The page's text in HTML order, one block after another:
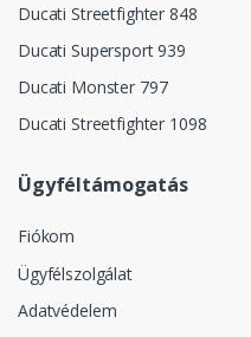
Ducati Streetfighter 848
Ducati Supersport 939
Ducati Monster 797
Ducati Streetfighter 1098
Ügyféltámogatás
Fiókom
Ügyfélszolgálat
Adatvédelem